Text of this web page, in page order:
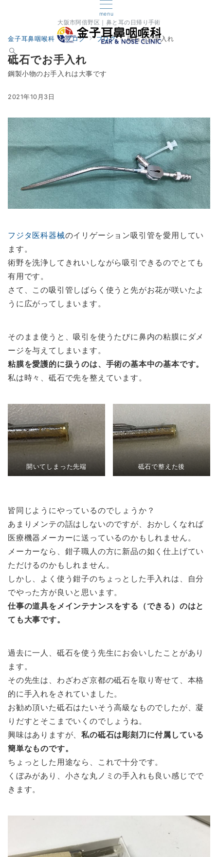
menu
大阪市阿倍野区｜鼻と耳の日帰り手術
金子耳鼻咽喉科 ブログ ブログ 砥石でお手入れ
砥石でお手入れ
鋼製小物のお手入れは大事です
2021年10月3日
フジタ医科器械のイリゲーション吸引管を愛用してい
ます。
術野を洗浄してきれいしながら吸引できるのでとても
有用です。
さて、この吸引管しばらく使うと先がお花が咲いたよ
うに広がってしまいます。
そのまま使うと、吸引を使うたびに鼻内の粘膜にダメ
ージを与えてしまいます。
粘膜を愛護的に扱うのは、手術の基本中の基本です。
私は時々、砥石で先を整えています。
開いてしまった先端 砥石で整えた後
皆同じようにやっているのでしょうか？
あまりメンテの話はしないのですが、おかしくなれば
医療機器メーカーに送っているのかもしれません。
メーカーなら、鉗子職人の方に新品の如く仕上げてい
ただけるのかもしれません。
しかし、よく使う鉗子のちょっとした手入れは、自分
でやった方が良いと思います。
仕事の道具をメインテナンスをする（できる）のはと
ても大事です。
過去に一人、砥石を使う先生にお会いしたことがあり
ます。
その先生は、わざわざ京都の砥石を取り寄せて、本格
的に手入れをされていました。
お勧め頂いた砥石はたいそう高級なものでしたが、凝
りだすとそこまでいくのでしょうね。
興味はありますが、私の砥石は彫刻刀に付属している
簡単なものです。
ちょっとした用途なら、これで十分です。
くぼみがあり、小さな丸ノミの手入れも良い感じでで
きます。